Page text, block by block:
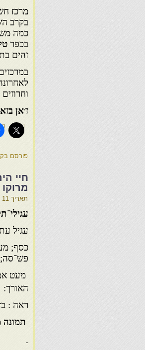
מרכז
בקרב
כמה
בכפר
זהים
ז׳אן
פורסם
חיי
מרוקו -
תאריך 11 בדצמבר 2018
עגיל
כסף;
פש־סה;
מעט
האורך: 11 ס
ראה :